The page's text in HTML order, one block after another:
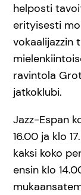
helposti
erityisesti
vokaalijazzin
ravintola
jatkoklubi.
Jazz-Espan
16.00 ja klo
kaksi koko
ensin klo